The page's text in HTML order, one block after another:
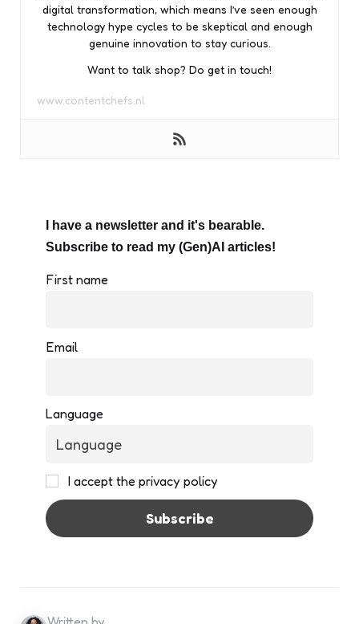
digital transformation, which means I’ve seen enough
technology hype cycles to be skeptical and enough
genuine innovation to stay curious.
Want to talk shop? Do get in touch!
www.contentchefs.nl
I have a newsletter and it's bearable.
Subscribe to read my (Gen)AI articles!
First name
Email
Language
I accept the privacy policy